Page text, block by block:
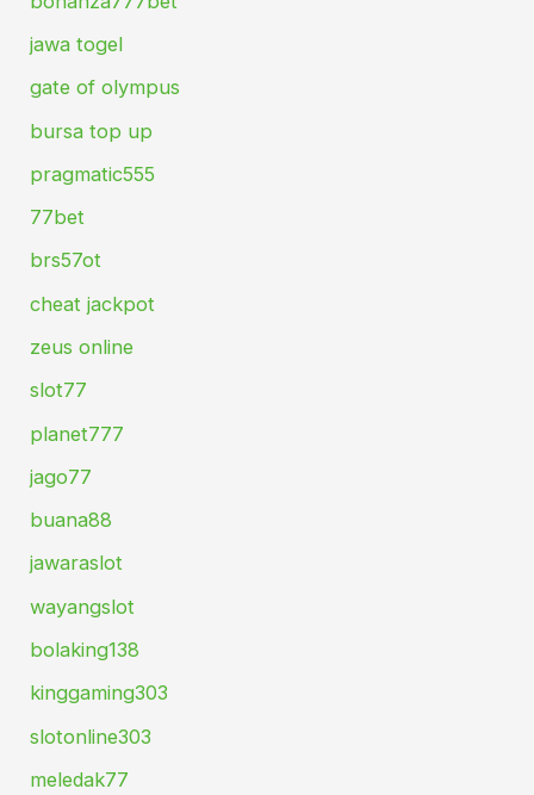
jawa togel
gate of olympus
bursa top up
pragmatic555
77bet
brs57ot
cheat jackpot
zeus online
slot77
planet777
jago77
buana88
jawaraslot
wayangslot
bolaking138
kinggaming303
slotonline303
meledak77